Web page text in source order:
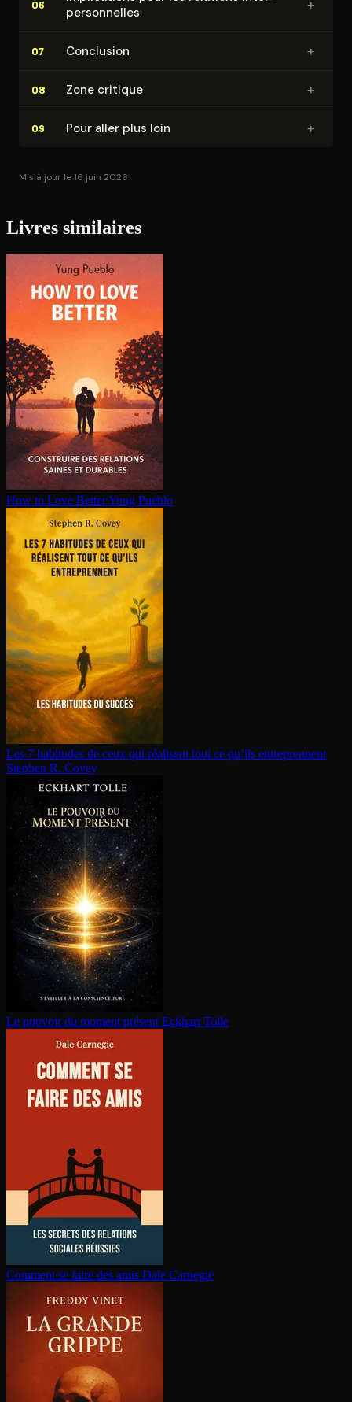
06
per­son­nelles
+
07 Conclusion +
08 Zone critique +
09 Pour aller plus loin +
Mis à jour le 16 juin 2026
Livres similaires
How to Love BetterYung Pueblo
Les 7 habitudes de ceux qui réalisent tout ce qu’ils en­tre­prennent
Stephen R. Covey
Le pouvoir du moment présent Eckhart Tolle
Comment se faire des amis Dale Carnegie